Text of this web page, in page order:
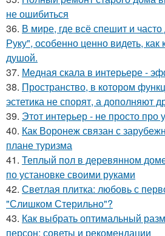
не ошибиться
36. В мире, где всё спешит и
Руку", особенно ценно видеть, как
душой.
37. Медная скала в интерьере -
38. Пространство, в котором
эстетика не спорят, а дополняют
39. Этот интерьер - не просто про
40. Как Воронеж связан с
плане туризма
41. Теплый пол в деревянном
по установке своими руками
42. Светлая плитка: любовь с
"Слишком Стерильно"?
43. Как выбрать оптимальный
персон: советы и рекомендации